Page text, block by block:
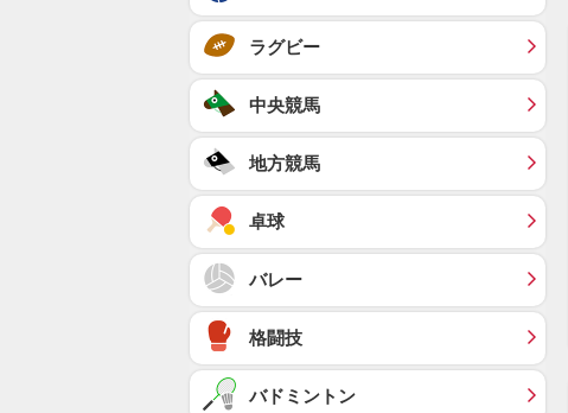
ラグビー
中央競馬
地方競馬
卓球
バレー
格闘技
バドミントン